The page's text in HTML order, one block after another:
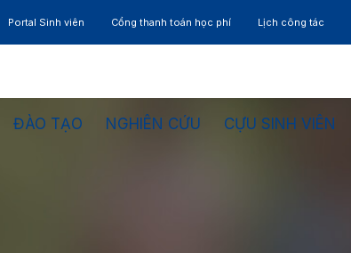
Portal Sinh viên Cổng thanh toán học phí Lịch công tác
ĐÀO TẠO NGHIÊN CỨU CỰU SINH VIÊN